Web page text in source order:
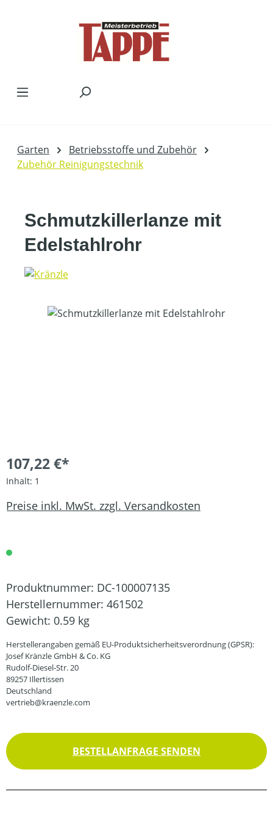
Garten
Betriebsstoffe und Zubehör
Zubehör Reinigungstechnik
Schmutzkillerlanze mit
Edelstahlrohr
Bildergalerie überspringen
107,22 €*
Inhalt: 1
Preise inkl. MwSt. zzgl. Versandkosten
Produktnummer: DC-100007135
Herstellernummer: 461502
Gewicht: 0.59 kg
Herstellerangaben gemäß EU-Produktsicherheitsverordnung (GPSR):
Josef Kränzle GmbH & Co. KG
Rudolf-Diesel-Str. 20
89257 Illertissen
Deutschland
vertrieb@kraenzle.com
BESTELLANFRAGE SENDEN